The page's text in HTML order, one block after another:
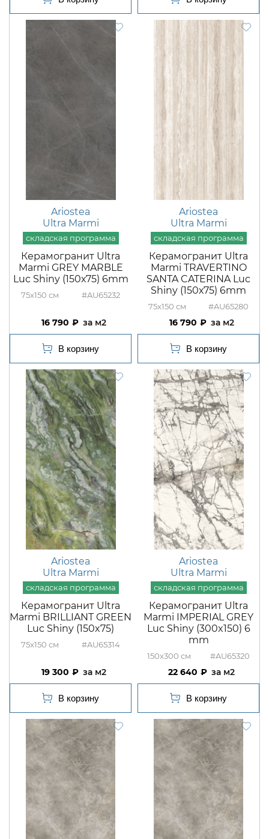
Ariostea
Ultra Marmi
Керамогранит Ultra
Marmi GREY MARBLE
Luc Shiny (150х75) 6mm
75x150 #AU65232
16 790 м2
Ariostea
Ultra Marmi
Керамогранит Ultra
Marmi TRAVERTINO
SANTA CATERINA Luc
Shiny (150х75) 6mm
75x150 #AU65280
16 790 м2
Ariostea
Ultra Marmi
Керамогранит Ultra
Marmi BRILLIANT GREEN
Luc Shiny (150x75)
75x150 #AU65314
19 300 м2
Ariostea
Ultra Marmi
Керамогранит Ultra
Marmi IMPERIAL GREY
Luc Shiny (300x150) 6
mm
150x300 #AU65320
22 640 м2